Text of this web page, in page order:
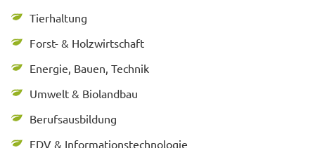
Tierhaltung
Forst- & Holzwirtschaft
Energie, Bauen, Technik
Umwelt & Biolandbau
Berufsausbildung
EDV & Informationstechnologie